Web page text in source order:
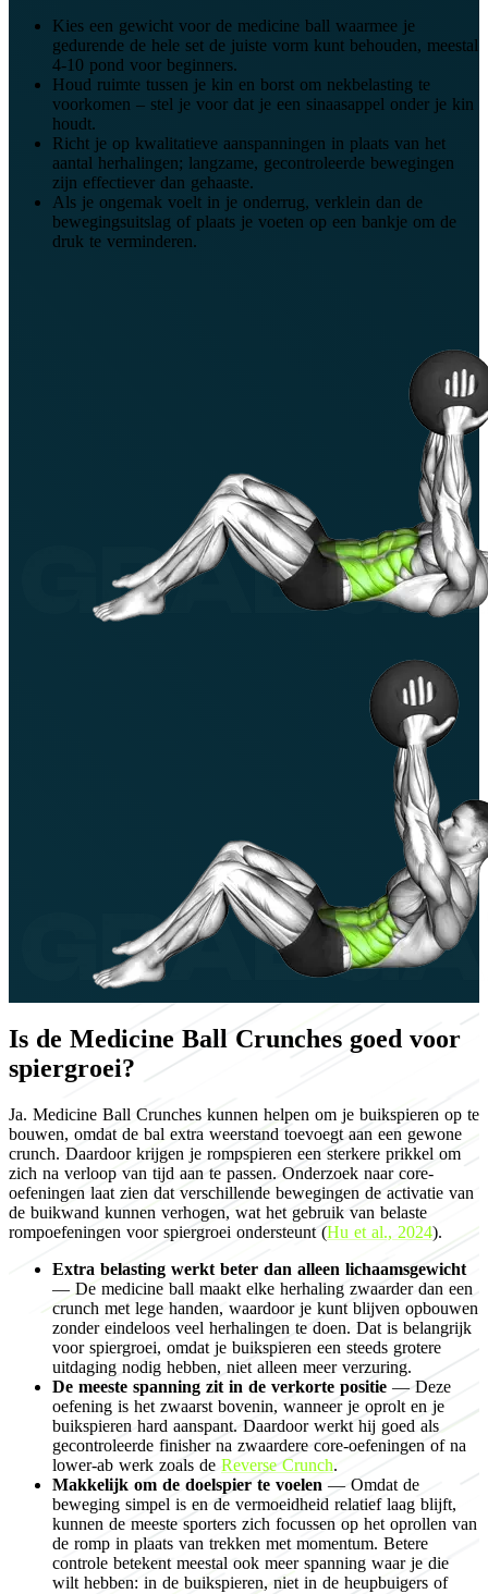
Kies een gewicht voor de medicine ball waarmee je
gedurende de hele set de juiste vorm kunt behouden, meestal
4-10 pond voor beginners.
Houd ruimte tussen je kin en borst om nekbelasting te
voorkomen – stel je voor dat je een sinaasappel onder je kin
houdt.
Richt je op kwalitatieve aanspanningen in plaats van het
aantal herhalingen; langzame, gecontroleerde bewegingen
zijn effectiever dan gehaaste.
Als je ongemak voelt in je onderrug, verklein dan de
bewegingsuitslag of plaats je voeten op een bankje om de
druk te verminderen.
Is de Medicine Ball Crunches goed voor
spiergroei?
Ja. Medicine Ball Crunches kunnen helpen om je buikspieren op te
bouwen, omdat de bal extra weerstand toevoegt aan een gewone
crunch. Daardoor krijgen je rompspieren een sterkere prikkel om
zich na verloop van tijd aan te passen. Onderzoek naar core-
oefeningen laat zien dat verschillende bewegingen de activatie van
de buikwand kunnen verhogen, wat het gebruik van belaste
rompoefeningen voor spiergroei ondersteunt (Hu et al., 2024).
Extra belasting werkt beter dan alleen lichaamsgewicht
— De medicine ball maakt elke herhaling zwaarder dan een
crunch met lege handen, waardoor je kunt blijven opbouwen
zonder eindeloos veel herhalingen te doen. Dat is belangrijk
voor spiergroei, omdat je buikspieren een steeds grotere
uitdaging nodig hebben, niet alleen meer verzuring.
De meeste spanning zit in de verkorte positie — Deze
oefening is het zwaarst bovenin, wanneer je oprolt en je
buikspieren hard aanspant. Daardoor werkt hij goed als
gecontroleerde finisher na zwaardere core-oefeningen of na
lower-ab werk zoals de Reverse Crunch.
Makkelijk om de doelspier te voelen — Omdat de
beweging simpel is en de vermoeidheid relatief laag blijft,
kunnen de meeste sporters zich focussen op het oprollen van
de romp in plaats van trekken met momentum. Betere
controle betekent meestal ook meer spanning waar je die
wilt hebben: in de buikspieren, niet in de heupbuigers of